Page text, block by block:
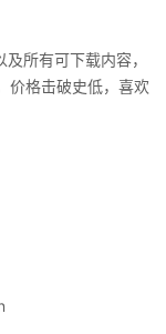
所有可下载内容，
价格击破史低，喜欢